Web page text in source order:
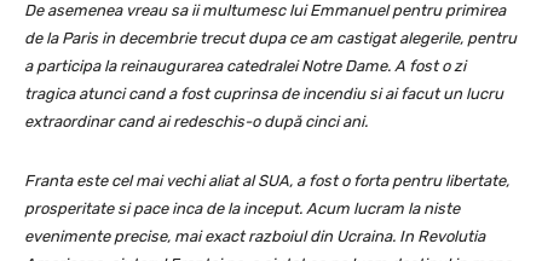
De asemenea vreau sa ii multumesc lui Emmanuel pentru primirea
de la Paris in decembrie trecut dupa ce am castigat alegerile, pentru
a participa la reinaugurarea catedralei Notre Dame. A fost o zi
tragica atunci cand a fost cuprinsa de incendiu si ai facut un lucru
extraordinar cand ai redeschis-o după cinci ani.
Franta este cel mai vechi aliat al SUA, a fost o forta pentru libertate,
prosperitate si pace inca de la inceput. Acum lucram la niste
evenimente precise, mai exact razboiul din Ucraina. In Revolutia